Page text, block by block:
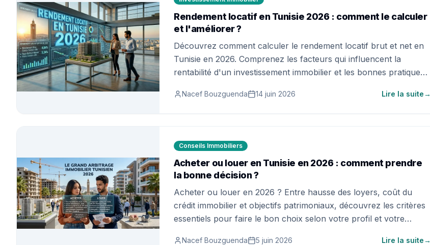
Rendement locatif en Tunisie 2026 : comment le calculer
et l'améliorer ?
Découvrez comment calculer le rendement locatif brut et net en
Tunisie en 2026. Comprenez les facteurs qui influencent la
rentabilité d'un investissement immobilier et les bonnes pratiques
Nacef Bouzguenda 14 juin 2026 Lire la suite→
Conseils Immobiliers
Acheter ou louer en Tunisie en 2026 : comment prendre
la bonne décision ?
Acheter ou louer en 2026 ? Entre hausse des loyers, coût du
crédit immobilier et objectifs patrimoniaux, découvrez les critères
essentiels pour faire le bon choix selon votre profil et votre
Nacef Bouzguenda 5 juin 2026 Lire la suite→